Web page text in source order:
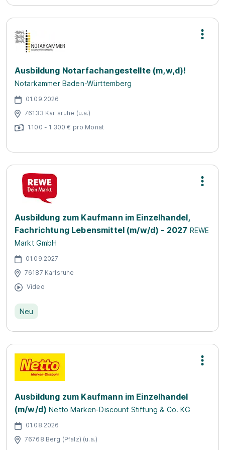
Ausbildung Notarfachangestellte (m,w,d)!
Notarkammer Baden-Württemberg
01.09.2026
76133 Karlsruhe (u.a.)
1.100 - 1.300 € pro Monat
Ausbildung zum Kaufmann im Einzelhandel,
Fachrichtung Lebensmittel (m/w/d) - 2027 REWE
Markt GmbH
01.09.2027
76187 Karlsruhe
Video
Neu
Ausbildung zum Kaufmann im Einzelhandel
(m/w/d) Netto Marken-Discount Stiftung & Co. KG
01.08.2026
76768 Berg (Pfalz) (u.a.)